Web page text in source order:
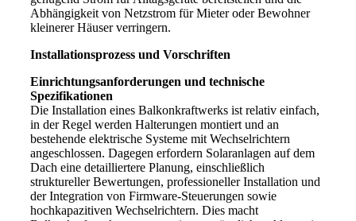
Abhängigkeit von Netzstrom für Mieter oder Bewohner
kleinerer Häuser verringern.
Installationsprozess und Vorschriften
Einrichtungsanforderungen und technische
Spezifikationen
Die Installation eines Balkonkraftwerks ist relativ einfach,
in der Regel werden Halterungen montiert und an
bestehende elektrische Systeme mit Wechselrichtern
angeschlossen. Dagegen erfordern Solaranlagen auf dem
Dach eine detailliertere Planung, einschließlich
struktureller Bewertungen, professioneller Installation und
der Integration von Firmware-Steuerungen sowie
hochkapazitiven Wechselrichtern. Dies macht